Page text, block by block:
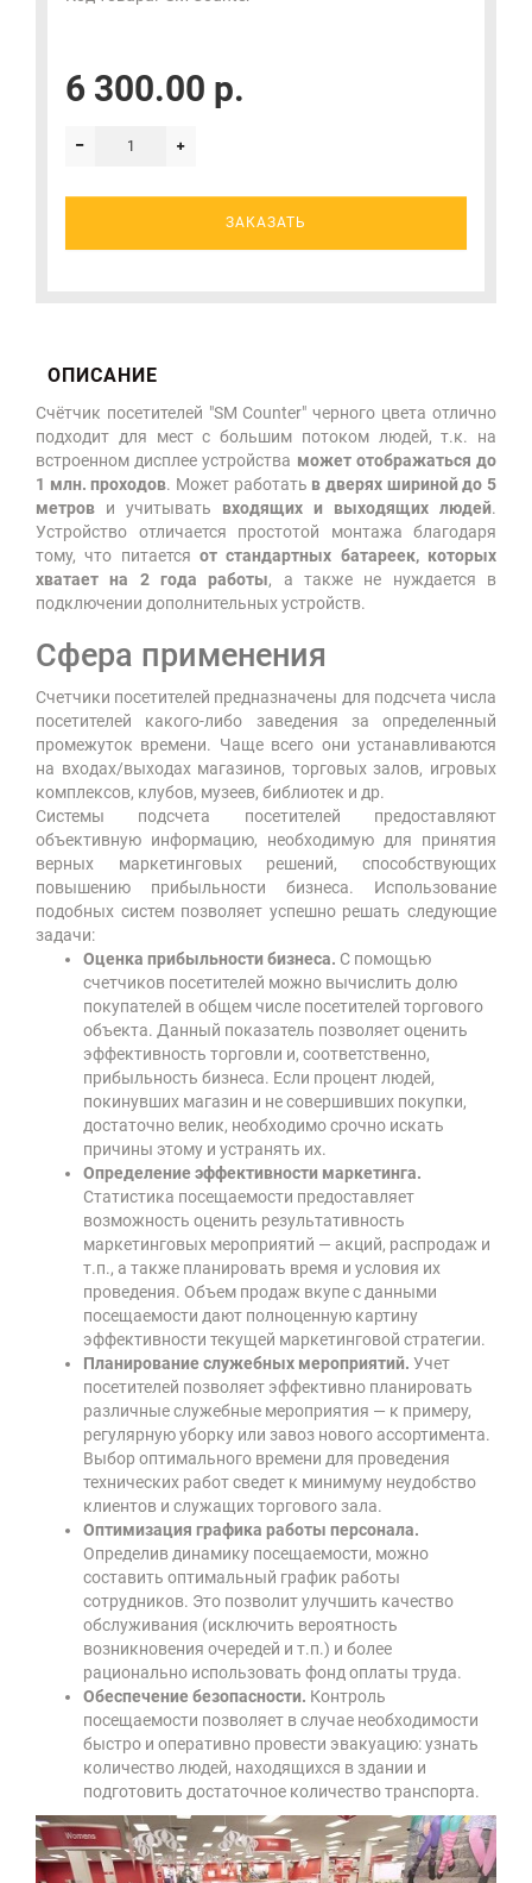
6 300.00 р.
ЗАКАЗАТЬ
ОПИСАНИЕ
Счётчик посетителей "SM Counter" черного цвета отлично
подходит для мест с большим потоком людей, т.к. на
встроенном дисплее устройства может отображаться до
1 млн. проходов. Может работать в дверях шириной до 5
метров и учитывать входящих и выходящих людей.
Устройство отличается простотой монтажа благодаря
тому, что питается от стандартных батареек, которых
хватает на 2 года работы, а также не нуждается в
подключении дополнительных устройств.
Сфера применения
Счетчики посетителей предназначены для подсчета числа
посетителей какого-либо заведения за определенный
промежуток времени. Чаще всего они устанавливаются
на входах/выходах магазинов, торговых залов, игровых
комплексов, клубов, музеев, библиотек и др.
Системы подсчета посетителей предоставляют
объективную информацию, необходимую для принятия
верных маркетинговых решений, способствующих
повышению прибыльности бизнеса. Использование
подобных систем позволяет успешно решать следующие
задачи:
Оценка прибыльности бизнеса. С помощью
счетчиков посетителей можно вычислить долю
покупателей в общем числе посетителей торгового
объекта. Данный показатель позволяет оценить
эффективность торговли и, соответственно,
прибыльность бизнеса. Если процент людей,
покинувших магазин и не совершивших покупки,
достаточно велик, необходимо срочно искать
причины этому и устранять их.
Определение эффективности маркетинга.
Статистика посещаемости предоставляет
возможность оценить результативность
маркетинговых мероприятий — акций, распродаж и
т.п., а также планировать время и условия их
проведения. Объем продаж вкупе с данными
посещаемости дают полноценную картину
эффективности текущей маркетинговой стратегии.
Планирование служебных мероприятий. Учет
посетителей позволяет эффективно планировать
различные служебные мероприятия — к примеру,
регулярную уборку или завоз нового ассортимента.
Выбор оптимального времени для проведения
технических работ сведет к минимуму неудобство
клиентов и служащих торгового зала.
Оптимизация графика работы персонала.
Определив динамику посещаемости, можно
составить оптимальный график работы
сотрудников. Это позволит улучшить качество
обслуживания (исключить вероятность
возникновения очередей и т.п.) и более
рационально использовать фонд оплаты труда.
Обеспечение безопасности. Контроль
посещаемости позволяет в случае необходимости
быстро и оперативно провести эвакуацию: узнать
количество людей, находящихся в здании и
подготовить достаточное количество транспорта.